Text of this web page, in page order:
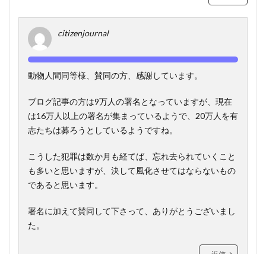
citizenjournal
動物人間同等様、賛同の方、感謝しています。
ブログ記事の方は9万人の署名となっていますが、現在
は16万人以上の署名が集まっているようで、20万人を有
志たちは募ろうとしているようですね。
こうした犯罪は数か月も経てば、忘れ去られていくこと
も多いと思いますが、決して風化させてはならないもの
であると思います。
署名に加えて賛同して下さって、ありがとうございまし
た。